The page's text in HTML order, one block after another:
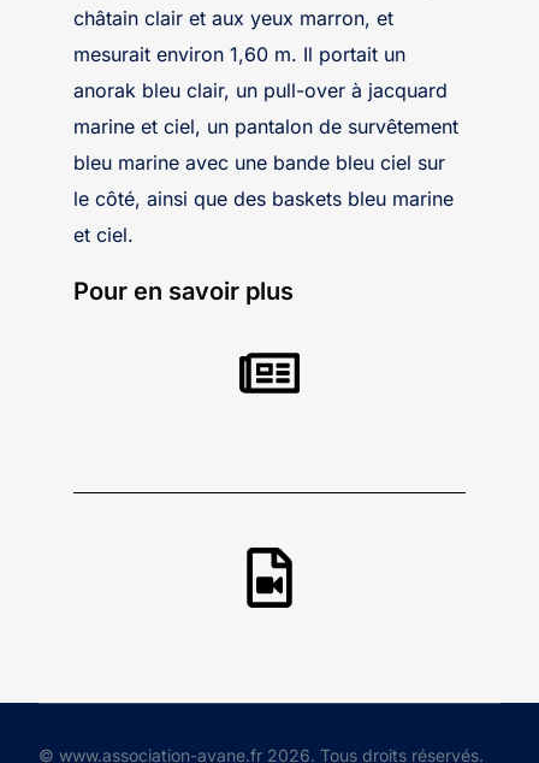
châtain clair et aux yeux marron, et
mesurait environ 1,60 m. Il portait un
anorak bleu clair, un pull-over à jacquard
marine et ciel, un pantalon de survêtement
bleu marine avec une bande bleu ciel sur
le côté, ainsi que des baskets bleu marine
et ciel.
Pour en savoir plus
© www.association-avane.fr 2026. Tous droits réservés.